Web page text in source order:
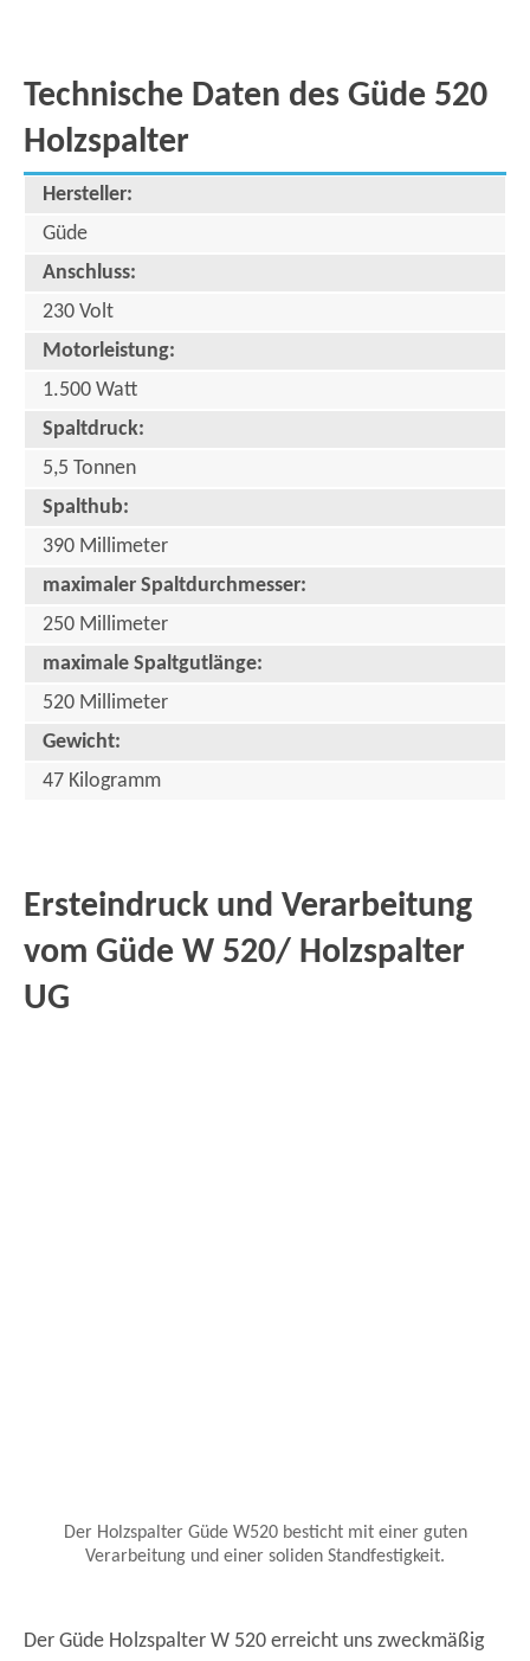
Technische Daten des Güde 520
Holzspalter
Hersteller:
Güde
Anschluss:
230 Volt
Motorleistung:
1.500 Watt
Spaltdruck:
5,5 Tonnen
Spalthub:
390 Millimeter
maximaler Spaltdurchmesser:
250 Millimeter
maximale Spaltgutlänge:
520 Millimeter
Gewicht:
47 Kilogramm
Ersteindruck und Verarbeitung
vom Güde W 520/ Holzspalter
UG
Der Holzspalter Güde W520 besticht mit einer guten
Verarbeitung und einer soliden Standfestigkeit.
Der Güde Holzspalter W 520 erreicht uns zweckmäßig